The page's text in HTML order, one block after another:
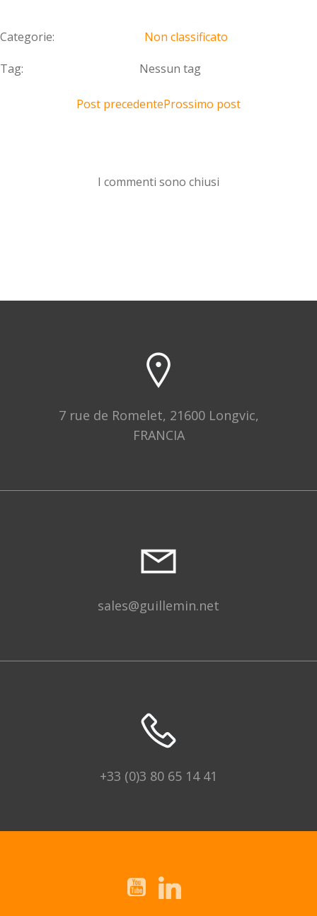
Categorie: Non classificato
Tag: Nessun tag
Post precedenteProssimo post
I commenti sono chiusi
7 rue de Romelet, 21600 Longvic,
FRANCIA
sales@guillemin.net
+33 (0)3 80 65 14 41